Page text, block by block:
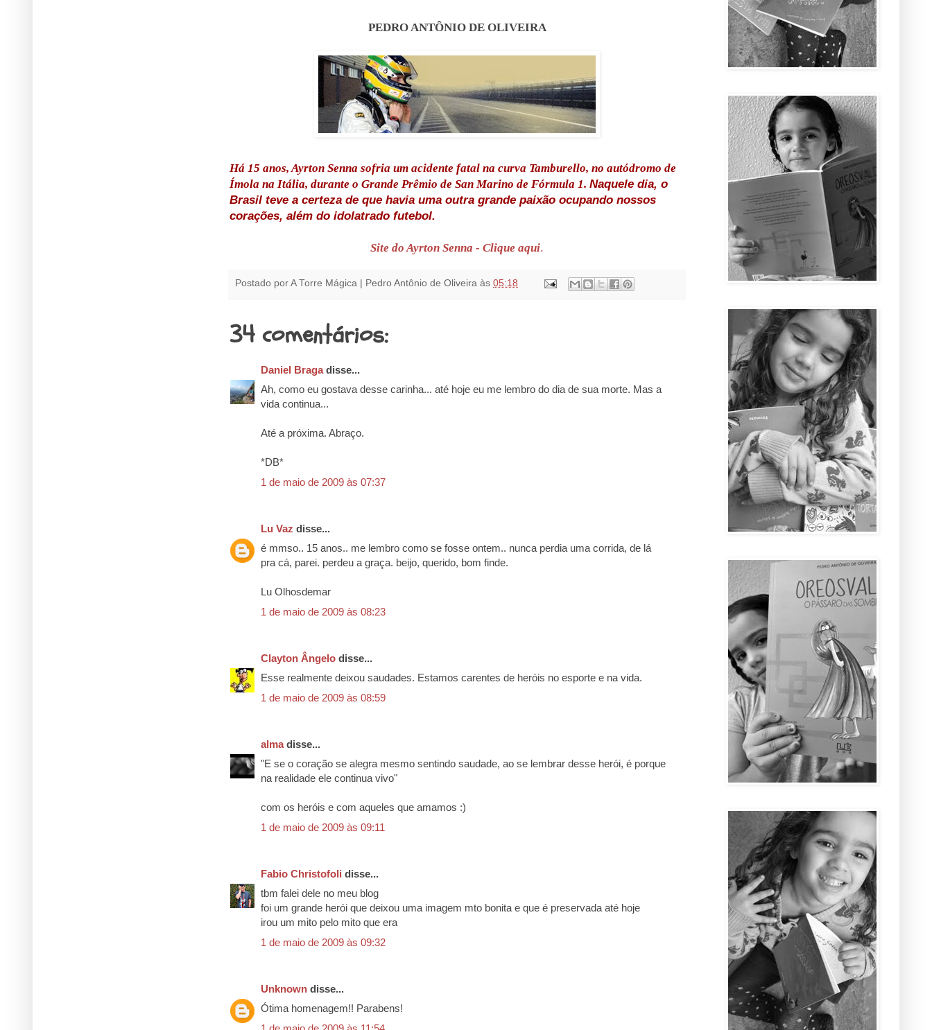
PEDRO ANTÔNIO DE OLIVEIRA
Há 15 anos, Ayrton Senna sofria um acidente fatal na curva Tamburello, no autódromo de
Ímola na Itália, durante o Grande Prêmio de San Marino de Fórmula 1. Naquele dia, o
Brasil teve a certeza de que havia uma outra grande paixão ocupando nossos
corações, além do idolatrado futebol.
Site do Ayrton Senna - Clique aqui
Postado por A Torre Mágica | Pedro Antônio de Oliveira às 05:18
34 comentários:
Daniel Bragadisse...
Ah, como eu gostava desse carinha... até hoje eu me lembro do dia de sua morte. Mas a
vida continua...
Até a próxima. Abraço.
*DB*
1 de maio de 2009 às 07:37
Lu Vaz disse...
é mmso.. 15 anos.. me lembro como se fosse ontem.. nunca perdia uma corrida, de lá
pra cá, parei. perdeu a graça. beijo, querido, bom finde.
Lu Olhosdemar
1 de maio de 2009 às 08:23
Clayton Ângelo disse...
Esse realmente deixou saudades. Estamos carentes de heróis no esporte e na vida.
1 de maio de 2009 às 08:59
almadisse...
"E se o coração se alegra mesmo sentindo saudade, ao se lembrar desse herói, é porque
na realidade ele continua vivo"
com os heróis e com aqueles que amamos :)
1 de maio de 2009 às 09:11
Fabio Christofoli disse...
tbm falei dele no meu blog
foi um grande herói que deixou uma imagem mto bonita e que é preservada até hoje
irou um mito pelo mito que era
1 de maio de 2009 às 09:32
Unknown disse...
Ótima homenagem!! Parabens!